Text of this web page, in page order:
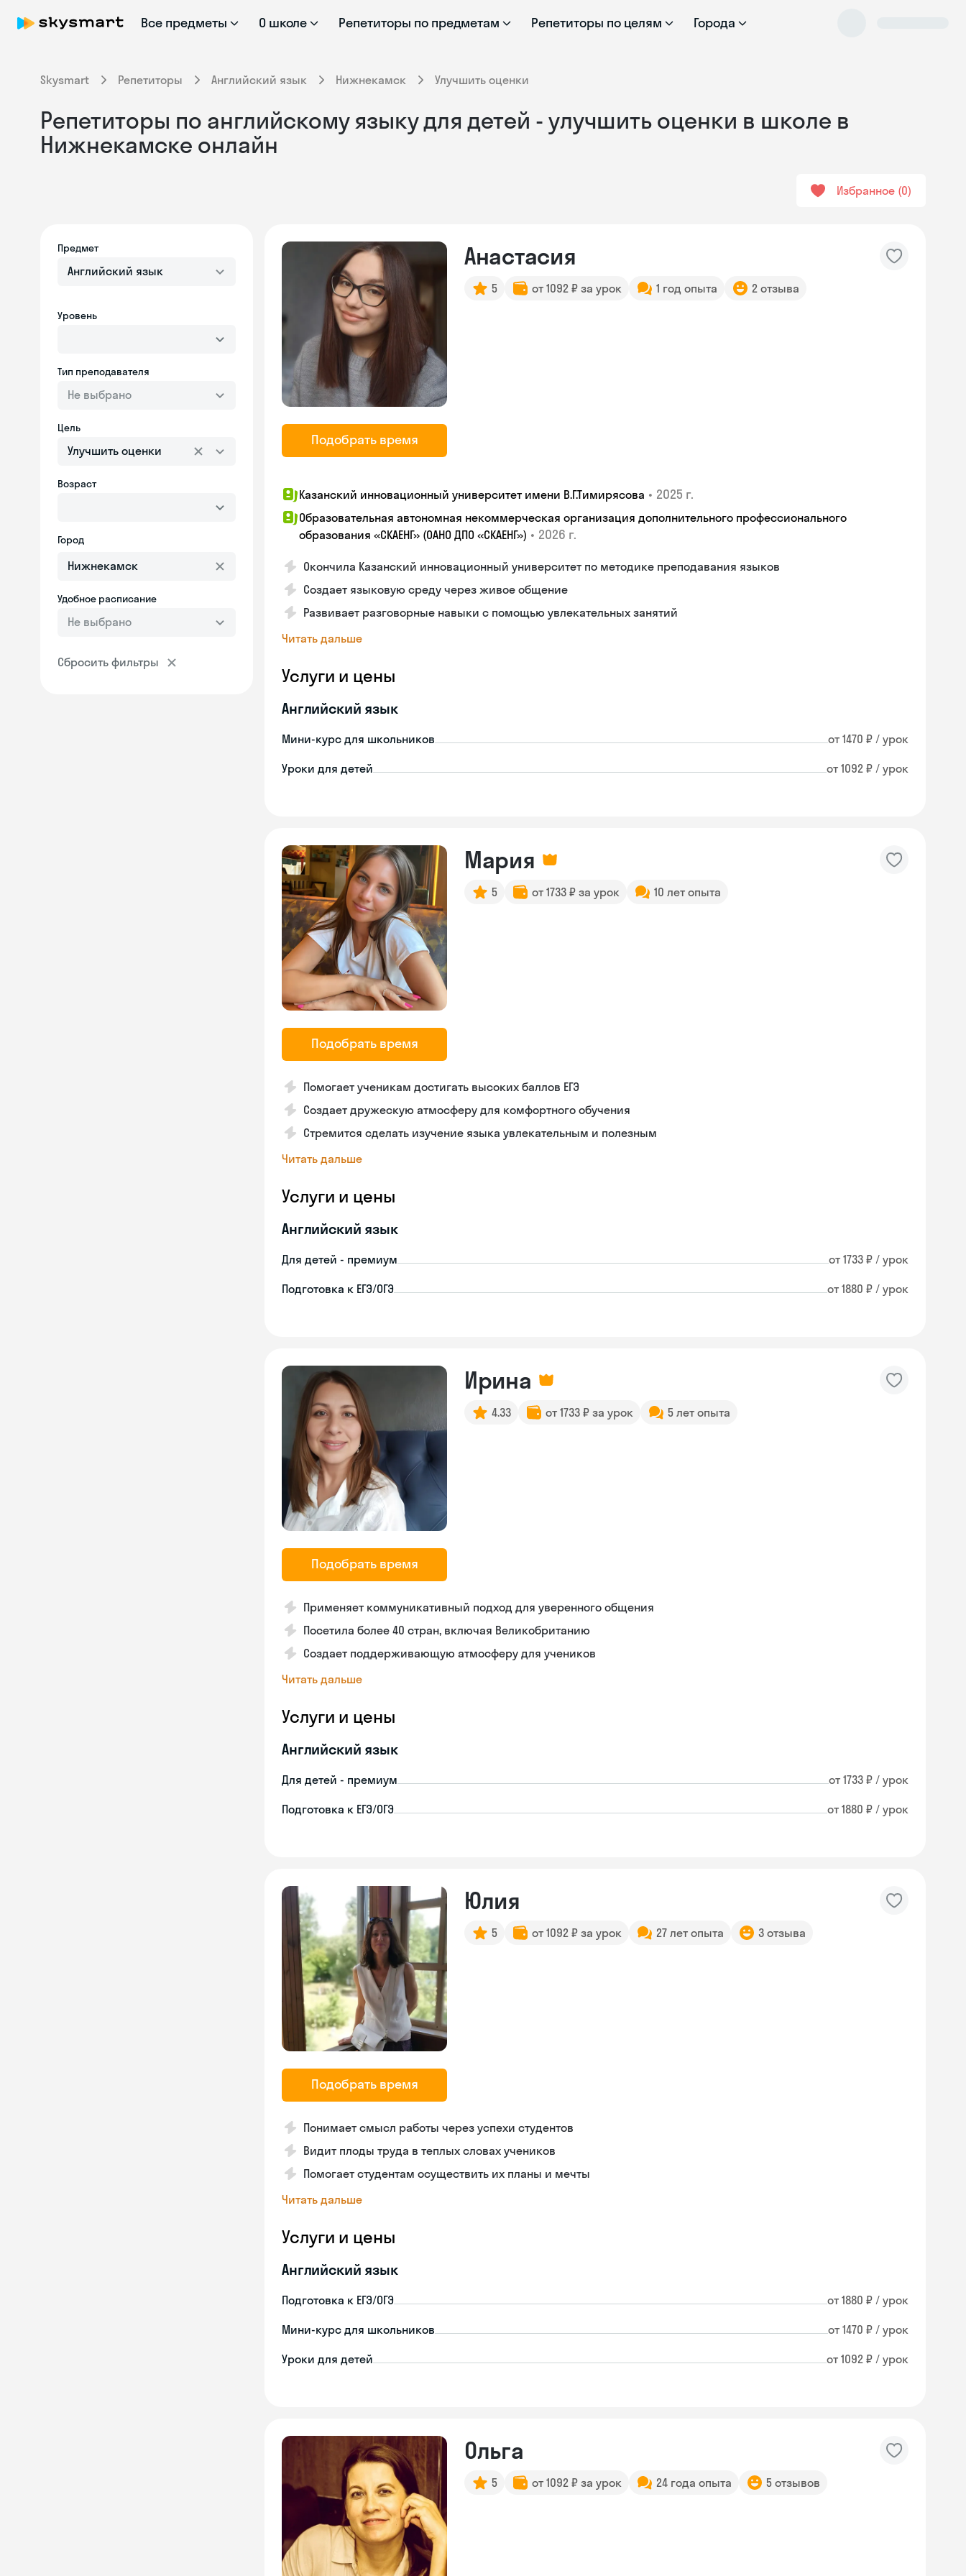
Все предметы О школе Репетиторы по предметам Репетиторы по целям Города
Skysmart Репетиторы Английский язык Нижнекамск Улучшить оценки
Репетиторы по английскому языку для детей - улучшить оценки в школе в
Нижнекамске онлайн
Избранное 0
Предмет
Английский язык
Уровень
Тип преподавателя
Не выбрано
Цель
Улучшить оценки
Возраст
Город
Удобное расписание
Не выбрано
Сбросить фильтры
Подобрать время
Анастасия
5 от 1092 ₽ за урок 1 год опыта 2 отзыва
Казанский инновационный университет имени В.Г.Тимирясова • 2025 г.
Образовательная автономная некоммерческая организация дополнительного профессионального
образования «СКАЕНГ» (ОАНО ДПО «СКАЕНГ») • 2026 г.
Окончила Казанский инновационный университет по методике преподавания языков
Создает языковую среду через живое общение
Развивает разговорные навыки с помощью увлекательных занятий
Читать дальше
Услуги и цены
Английский язык
Мини-курс для школьников от 1470 ₽ / урок
Уроки для детей от 1092 ₽ / урок
Подобрать время
Мария
5 от 1733 ₽ за урок 10 лет опыта
Помогает ученикам достигать высоких баллов ЕГЭ
Создает дружескую атмосферу для комфортного обучения
Стремится сделать изучение языка увлекательным и полезным
Читать дальше
Услуги и цены
Английский язык
Для детей - премиум от 1733 ₽ / урок
Подготовка к ЕГЭ/ОГЭ от 1880 ₽ / урок
Подобрать время
Ирина
4.33 от 1733 ₽ за урок 5 лет опыта
Применяет коммуникативный подход для уверенного общения
Посетила более 40 стран, включая Великобританию
Создает поддерживающую атмосферу для учеников
Читать дальше
Услуги и цены
Английский язык
Для детей - премиум от 1733 ₽ / урок
Подготовка к ЕГЭ/ОГЭ от 1880 ₽ / урок
Подобрать время
Юлия
5 от 1092 ₽ за урок 27 лет опыта 3 отзыва
Понимает смысл работы через успехи студентов
Видит плоды труда в теплых словах учеников
Помогает студентам осуществить их планы и мечты
Читать дальше
Услуги и цены
Английский язык
Подготовка к ЕГЭ/ОГЭ от 1880 ₽ / урок
Мини-курс для школьников от 1470 ₽ / урок
Уроки для детей от 1092 ₽ / урок
Ольга
5 от 1092 ₽ за урок 24 года опыта 5 отзывов